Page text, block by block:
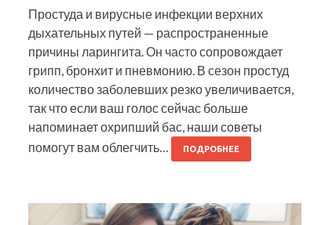
Простуда и вирусные инфекции верхних
дыхательных путей — распространенные
причины ларингита. Он часто сопровождает
грипп, бронхит и пневмонию. В сезон простуд
количество заболевших резко увеличивается,
так что если ваш голос сейчас больше
напоминает охрипший бас, наши советы
помогут вам облегчить…
ПОДРОБНЕЕ